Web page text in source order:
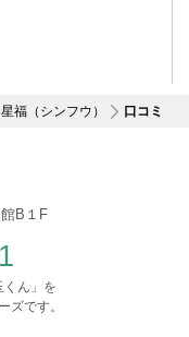
星福（シンフウ） 口コミ
B１F
くん」を
ズです。